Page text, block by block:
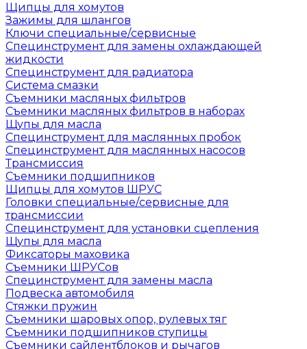
Щипцы для хомутов
Зажимы для шлангов
Ключи специальные/сервисные
Специнструмент для замены охлаждающей
жидкости
Специнструмент для радиатора
Система смазки
Съемники масляных фильтров
Съемники масляных фильтров в наборах
Щупы для масла
Специнструмент для маслянных пробок
Специнструмент для маслянных насосов
Трансмиссия
Съемники подшипников
Щипцы для хомутов ШРУС
Головки специальные/сервисные для
трансмиссии
Специнструмент для установки сцепления
Щупы для масла
Фиксаторы маховика
Съемники ШРУСов
Специнструмент для замены масла
Подвеска автомобиля
Стяжки пружин
Съемники шаровых опор, рулевых тяг
Съемники подшипников ступицы
Съемники сайлентблоков и рычагов